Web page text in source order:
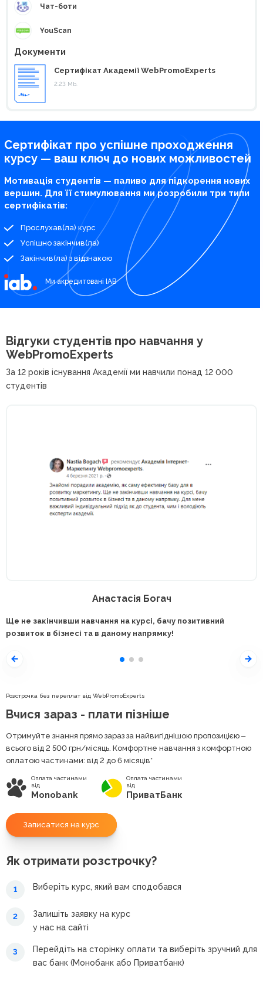
Чат-боти
YouScan
Документи
Сертифікат Академії WebPromoExperts
2.23 Mb.
Сертифікат про успішне проходження
курсу — ваш ключ до нових можливостей
Мотивація студентів — паливо для підкорення нових
вершин. Для її стимулювання ми розробили три типи
сертифікатів:
Прослухав(ла) курс
Успішно закінчив(ла)
Закінчив(ла) з відзнакою
Ми акредитовані IAB
Відгуки студентів про навчання у
WebPromoExperts
За 12 років існування Академії ми навчили понад 12 000
студентів
Анастасія Богач
Ще не закінчивши навчання на курсі, бачу позитивний
розвиток в бізнесі та в даному напрямку!
Розстрочка без переплат від WebPromoExperts
Вчися зараз - плати пізніше
Отримуйте знання прямо зараз за найвигіднішою пропозицією ‒
всього від 2 500 грн/місяць. Комфортне навчання з комфортною
оплатою частинами: від 2 до 6 місяців*
Оплата частинами
від
Monobank
Оплата частинами
від
ПриватБанк
Записатися на курс
Як отримати розстрочку?
1 Виберіть курс, який вам сподобався
2
Залишіть заявку на курс
у нас на сайті
3
Перейдіть на сторінку оплати та виберіть зручний для
вас банк (Монобанк або Приватбанк)